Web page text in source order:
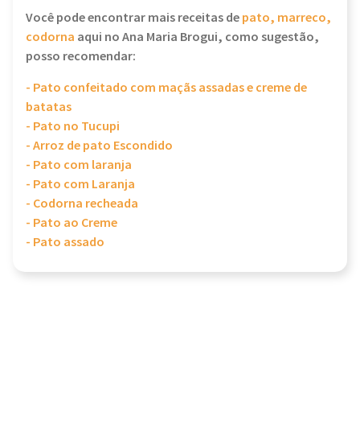
Você pode encontrar mais receitas depato, marreco,
codorna aqui no Ana Maria Brogui, como sugestão,
posso recomendar:
- Pato confeitado com maçãs assadas e creme de
batatas
- Pato no Tucupi
- Arroz de pato Escondido
- Pato com laranja
- Pato com Laranja
- Codorna recheada
- Pato ao Creme
- Pato assado